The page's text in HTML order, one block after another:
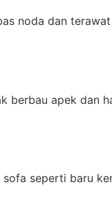
noda dan terawat
berbau apek dan
seperti baru